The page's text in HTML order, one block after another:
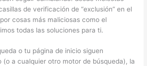
de verificación de “exclusión” en el
cosas más maliciosas como el
todas las soluciones para ti.
o tu página de inicio siguen
(o a cualquier otro motor de búsqueda), la